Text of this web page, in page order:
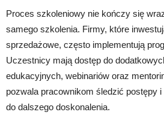
Proces szkoleniowy nie kończy się
samego szkolenia. Firmy, które
sprzedażowe, często implementują
Uczestnicy mają dostęp do
edukacyjnych, webinariów oraz
pozwala pracownikom śledzić postępy
do dalszego doskonalenia.